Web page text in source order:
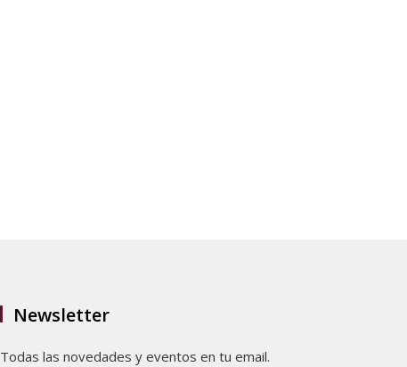
Newsletter
Todas las novedades y eventos en tu email.